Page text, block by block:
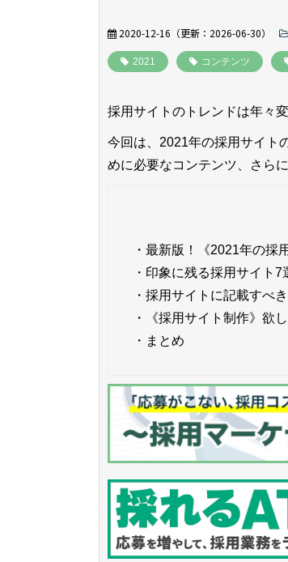
2020-12-16 （更新： 2026-06-30）
2021 コンテンツ
採用サイトのトレンドは年々
今回は、2021年の採用サイト
めに必要なコンテンツ、さら
・ 最新版！《2021年の採
・ 印象に残る採用サイト7
・ 採用サイトに記載すべ
・
《採用サイト制作》欲
・ まとめ